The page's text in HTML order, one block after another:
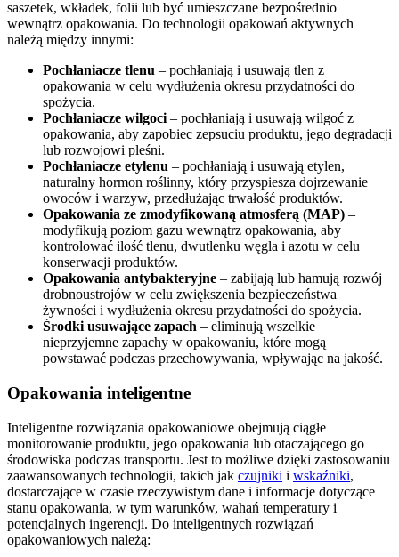
saszetek, wkładek, folii lub być umieszczane bezpośrednio
wewnątrz opakowania. Do technologii opakowań aktywnych
należą między innymi:
Pochłaniacze tlenu – pochłaniają i usuwają tlen z
opakowania w celu wydłużenia okresu przydatności do
spożycia.
Pochłaniacze wilgoci– pochłaniają i usuwają wilgoć z
opakowania, aby zapobiec zepsuciu produktu, jego degradacji
lub rozwojowi pleśni.
Pochłaniacze etylenu – pochłaniają i usuwają etylen,
naturalny hormon roślinny, który przyspiesza dojrzewanie
owoców i warzyw, przedłużając trwałość produktów.
Opakowania ze zmodyfikowaną atmosferą (MAP) –
modyfikują poziom gazu wewnątrz opakowania, aby
kontrolować ilość tlenu, dwutlenku węgla i azotu w celu
konserwacji produktów.
Opakowania antybakteryjne – zabijają lub hamują rozwój
drobnoustrojów w celu zwiększenia bezpieczeństwa
żywności i wydłużenia okresu przydatności do spożycia.
Środki usuwające zapach – eliminują wszelkie
nieprzyjemne zapachy w opakowaniu, które mogą
powstawać podczas przechowywania, wpływając na jakość.
Opakowania inteligentne
Inteligentne rozwiązania opakowaniowe obejmują ciągłe
monitorowanie produktu, jego opakowania lub otaczającego go
środowiska podczas transportu. Jest to możliwe dzięki zastosowaniu
zaawansowanych technologii, takich jak czujniki i wskaźniki,
dostarczające w czasie rzeczywistym dane i informacje dotyczące
stanu opakowania, w tym warunków, wahań temperatury i
potencjalnych ingerencji. Do inteligentnych rozwiązań
opakowaniowych należą: